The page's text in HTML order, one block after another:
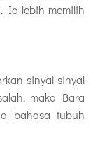
Ia lebih memilih
sinyal-sinyal
maka Bara
bahasa tubuh